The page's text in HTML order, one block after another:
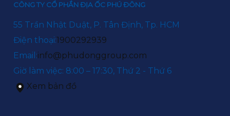
CÔNG TY CỔ PHẦN ĐỊA ỐC PHÚ ĐÔNG
55 Trần Nhật Duật, P. Tân Định, Tp. HCM
Điện thoại:1900292939
Email:info@phudonggroup.com
Giờ làm việc: 8:00 – 17:30, Thứ 2 - Thứ 6
Xem bản đồ